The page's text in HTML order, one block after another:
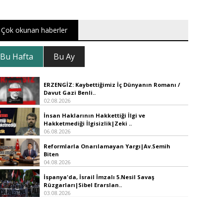
Çok okunan haberler
Bu Hafta Bu Ay
ERZENGİZ: Kaybettiğimiz İç Dünyanın Romanı /
Davut Gazi Benli..
02.08.2026
İnsan Haklarının Hakkettiği İlgi ve
Hakketmediği İlgisizlik|Zeki ..
06.08.2026
Reformlarla Onarılamayan Yargı|Av.Semih
Biten
04.08.2026
İspanya'da, İsrail İmzalı 5.Nesil Savaş
Rüzgarları|Sibel Erarslan..
03.08.2026